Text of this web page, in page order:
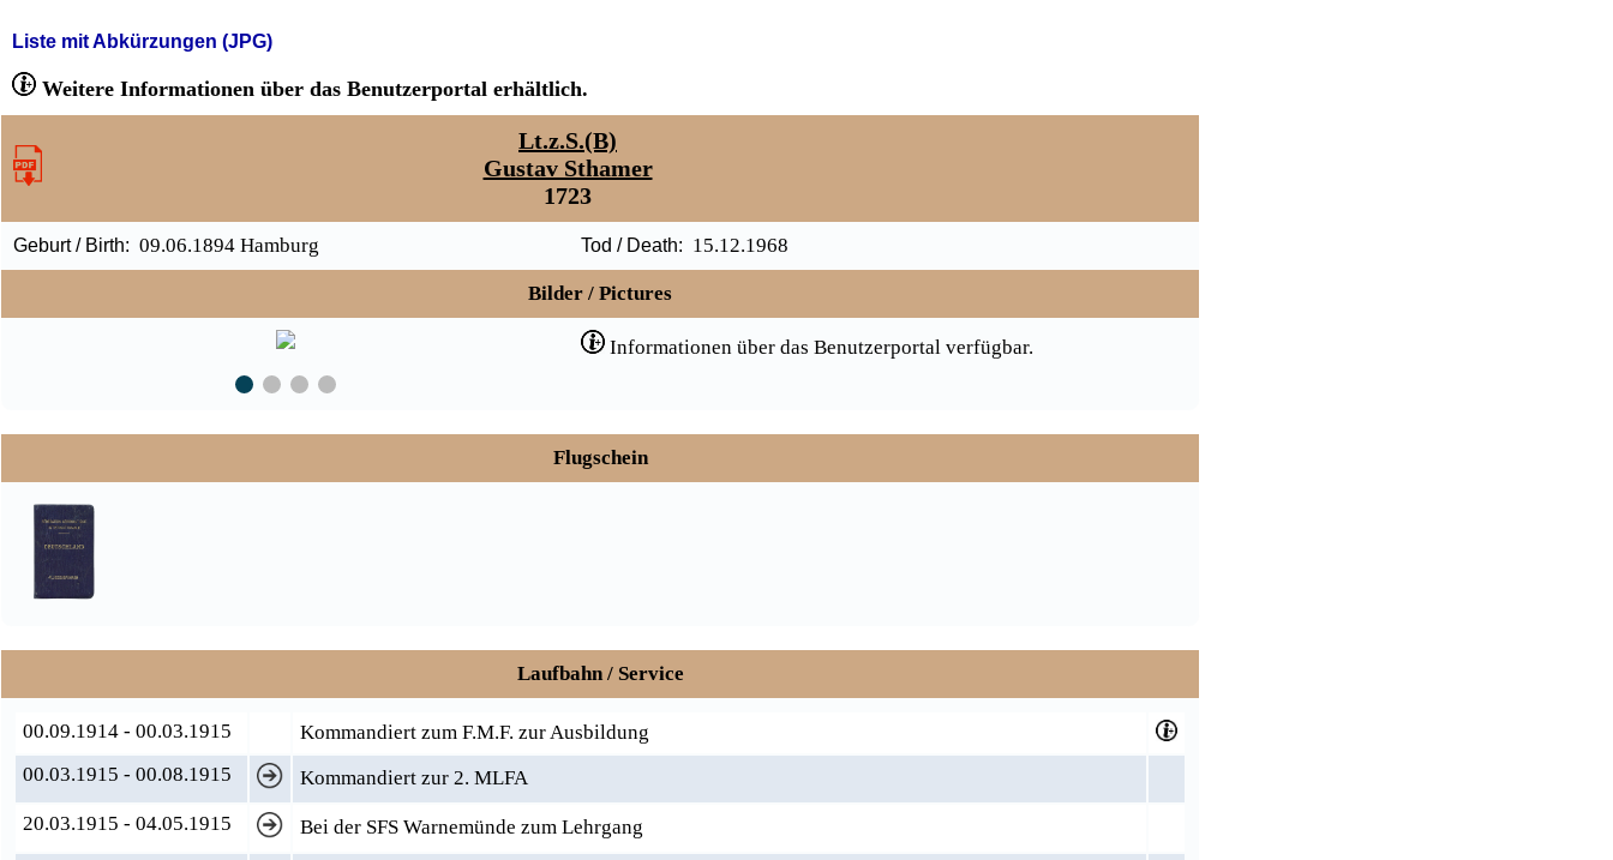
Liste mit Abkürzungen (JPG)
Weitere Informationen über das Benutzerportal erhältlich.
Lt.z.S.(B)
Gustav Sthamer
1723
Geburt / Birth: 09.06.1894 Hamburg Tod / Death: 15.12.1968
Bilder / Pictures
Informationen über das Benutzerportal verfügbar.
Flugschein
Laufbahn / Service
00.09.1914 - 00.03.1915
Kommandiert zum F.M.F. zur Ausbildung
00.03.1915 - 00.08.1915
Kommandiert zur 2. MLFA
20.03.1915 - 04.05.1915
Bei der SFS Warnemünde zum Lehrgang